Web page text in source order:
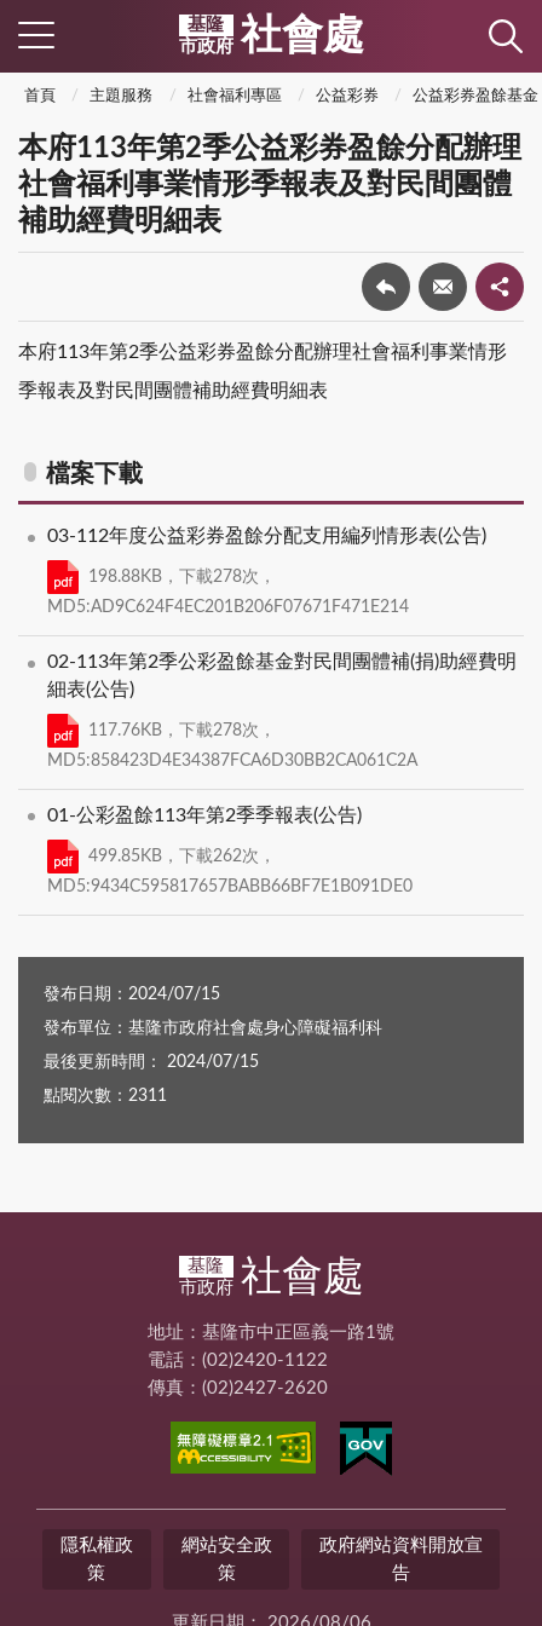
基隆
市政府 社會處
首頁 主題服務 社會福利專區 公益彩券 公益彩券盈餘基金
本府113年第2季公益彩券盈餘分配辦理
社會福利事業情形季報表及對民間團體
補助經費明細表
本府113年第2季公益彩券盈餘分配辦理社會福利事業情形
季報表及對民間團體補助經費明細表
檔案下載
03-112年度公益彩券盈餘分配支用編列情形表(公告)
198.88KB，下載278次，
MD5:AD9C624F4EC201B206F07671F471E214
02-113年第2季公彩盈餘基金對民間團體補(捐)助經費明
細表(公告)
117.76KB，下載278次，
MD5:858423D4E34387FCA6D30BB2CA061C2A
01-公彩盈餘113年第2季季報表(公告)
499.85KB，下載262次，
MD5:9434C595817657BABB66BF7E1B091DE0
發布日期：2024/07/15
發布單位：基隆市政府社會處身心障礙福利科
最後更新時間： 2024/07/15
點閱次數：2311
基隆
市政府 社會處
地址：基隆市中正區義一路1號
電話：(02)2420-1122
傳真：(02)2427-2620
隱私權政
策
網站安全政
策
政府網站資料開放宣
告